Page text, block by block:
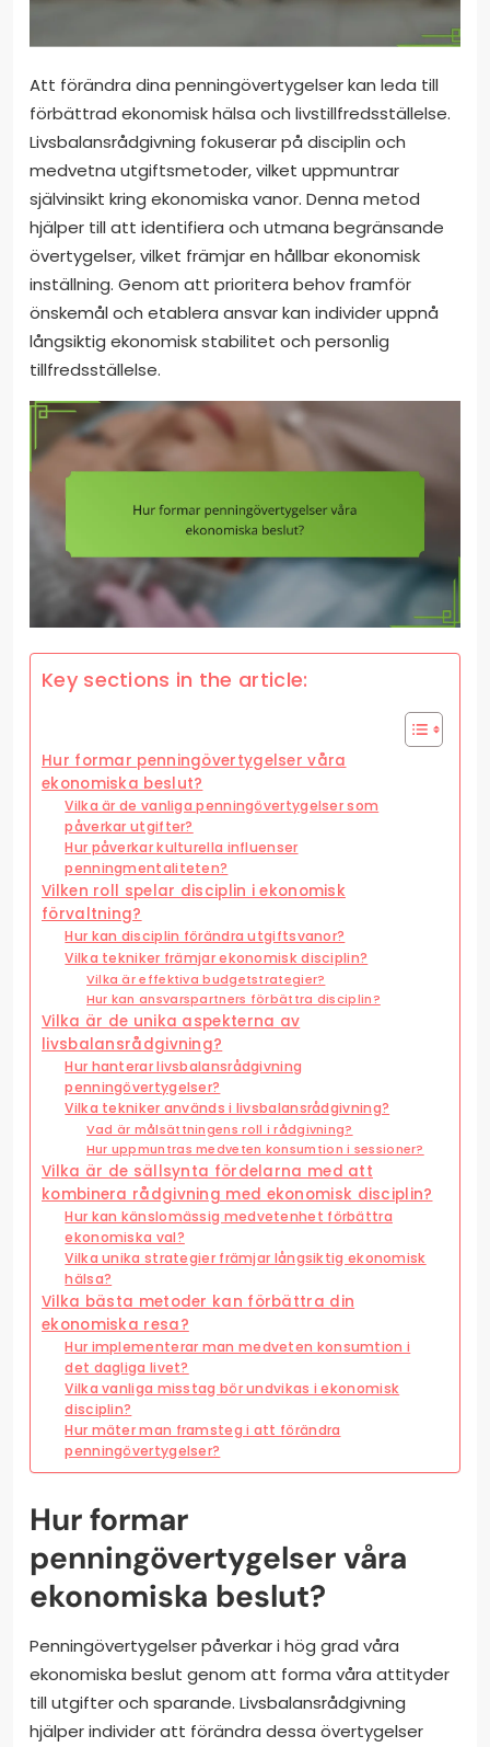
Att förändra dina penningövertygelser kan leda till
förbättrad ekonomisk hälsa och livstillfredsställelse.
Livsbalansrådgivning fokuserar på disciplin och
medvetna utgiftsmetoder, vilket uppmuntrar
självinsikt kring ekonomiska vanor. Denna metod
hjälper till att identifiera och utmana begränsande
övertygelser, vilket främjar en hållbar ekonomisk
inställning. Genom att prioritera behov framför
önskemål och etablera ansvar kan individer uppnå
långsiktig ekonomisk stabilitet och personlig
tillfredsställelse.
Key sections in the article:
Hur formar penningövertygelser våra
ekonomiska beslut?
Vilka är de vanliga penningövertygelser som
påverkar utgifter?
Hur påverkar kulturella influenser
penningmentaliteten?
Vilken roll spelar disciplin i ekonomisk
förvaltning?
Hur kan disciplin förändra utgiftsvanor?
Vilka tekniker främjar ekonomisk disciplin?
Vilka är effektiva budgetstrategier?
Hur kan ansvarspartners förbättra disciplin?
Vilka är de unika aspekterna av
livsbalansrådgivning?
Hur hanterar livsbalansrådgivning
penningövertygelser?
Vilka tekniker används i livsbalansrådgivning?
Vad är målsättningens roll i rådgivning?
Hur uppmuntras medveten konsumtion i sessioner?
Vilka är de sällsynta fördelarna med att
kombinera rådgivning med ekonomisk disciplin?
Hur kan känslomässig medvetenhet förbättra
ekonomiska val?
Vilka unika strategier främjar långsiktig ekonomisk
hälsa?
Vilka bästa metoder kan förbättra din
ekonomiska resa?
Hur implementerar man medveten konsumtion i
det dagliga livet?
Vilka vanliga misstag bör undvikas i ekonomisk
disciplin?
Hur mäter man framsteg i att förändra
penningövertygelser?
Hur formar
penningövertygelser våra
ekonomiska beslut?
Penningövertygelser påverkar i hög grad våra
ekonomiska beslut genom att forma våra attityder
till utgifter och sparande. Livsbalansrådgivning
hjälper individer att förändra dessa övertygelser